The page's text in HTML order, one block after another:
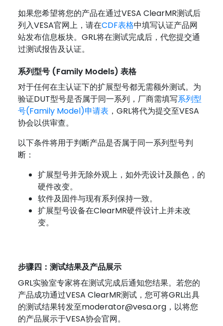
如果您希望将您的产品在通过VESA ClearMR测试后
列入VESA官网上，请在CDF表格中填写认证产品网
站发布信息板块。GRL将在测试完成后，代您提交通
过测试报告及认证。
系列型号 (Family Models) 表格
对于任何在主认证下的扩展型号都无需额外测试。为
验证DUT型号是否属于同一系列，厂商需填写系列型
号(Family Model)申请表 ，GRL将代为提交至VESA
协会以供审查。
以下条件将用于判断产品是否属于同一系列型号判
断：
扩展型号并无除外观上，如外壳设计及颜色，的
硬件改变。
软件及固件与现有系列保持一致。
扩展型号设备在ClearMR硬件设计上并未改
变。
步骤四：测试结果及产品展示
GRL实验室专家将在测试完成后通知您结果。若您的
产品成功通过VESA ClearMR测试，您可将GRL出具
的测试结果转发至moderator@vesa.org，以将您
的产品展示于VESA协会官网。